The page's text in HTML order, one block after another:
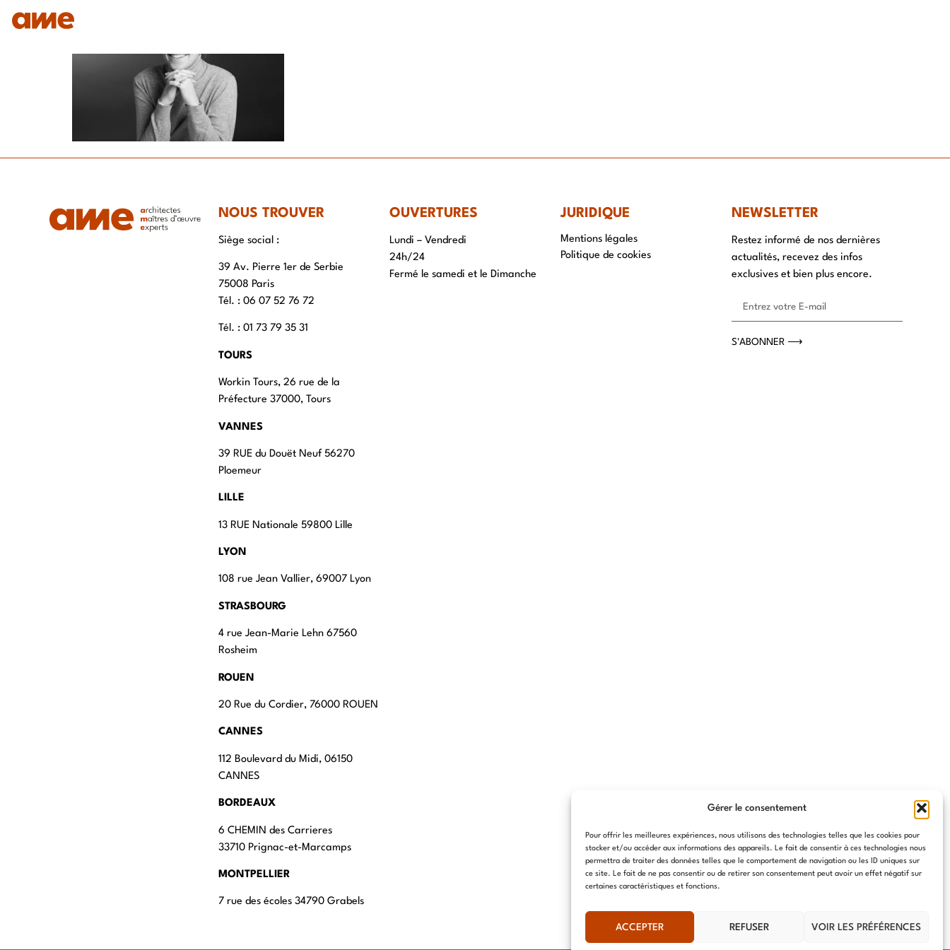
Gérer le consentement
Pour offrir les meilleures expériences, nous utilisons des technologies telles que les cookies pour
stocker et/ou accéder aux informations des appareils. Le fait de consentir à ces technologies nous
permettra de traiter des données telles que le comportement de navigation ou les ID uniques sur
ce site. Le fait de ne pas consentir ou de retirer son consentement peut avoir un effet négatif sur
certaines caractéristiques et fonctions.
ACCEPTER REFUSER VOIR LES PRÉFÉRENCES
NOUS TROUVER
Siège social :
39 Av. Pierre 1er de Serbie
75008 Paris
Tél. : ‭06 07 52 76 72
Tél. : 01 73 79 35 31
TOURS
Workin Tours, 26 rue de la
Préfecture 37000, Tours
VANNES
39 RUE du Douët Neuf 56270
Ploemeur
LILLE
13 RUE Nationale 59800 Lille
LYON
108 rue Jean Vallier, 69007 Lyon
STRASBOURG
4 rue Jean-Marie Lehn 67560
Rosheim
ROUEN
20 Rue du Cordier, 76000 ROUEN
CANNES
112 Boulevard du Midi, 06150
CANNES
BORDEAUX
6 CHEMIN des Carrieres
33710 Prignac-et-Marcamps
MONTPELLIER
7 rue des écoles 34790 Grabels
OUVERTURES
Lundi – Vendredi
24h/24
Fermé le samedi et le Dimanche
JURIDIQUE
Mentions légales
Politique de cookies
NEWSLETTER
Restez informé de nos dernières
actualités, recevez des infos
exclusives et bien plus encore.
S'ABONNER ⟶